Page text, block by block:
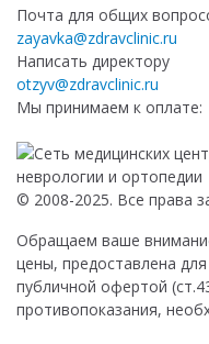
Почта для общих
zayavka@zdravclinic.ru
Написать директору
otzyv@zdravclinic.ru
Мы принимаем к оплате:
© 2008-2025. Все права
Обращаем ваше
цены, предоставлена
публичной офертой
противопоказания,